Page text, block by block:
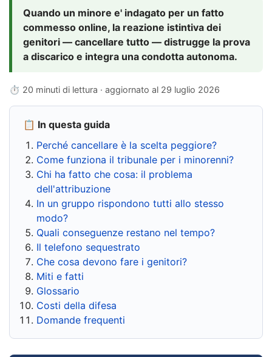
Quando un minore e' indagato per un fatto
commesso online, la reazione istintiva dei
genitori — cancellare tutto — distrugge la prova
a discarico e integra una condotta autonoma.
⏱ 20 minuti di lettura · aggiornato al 29 luglio 2026
📋 In questa guida
Perché cancellare è la scelta peggiore?
Come funziona il tribunale per i minorenni?
Chi ha fatto che cosa: il problema
dell'attribuzione
In un gruppo rispondono tutti allo stesso
modo?
Quali conseguenze restano nel tempo?
Il telefono sequestrato
Che cosa devono fare i genitori?
Miti e fatti
Glossario
Costi della difesa
Domande frequenti